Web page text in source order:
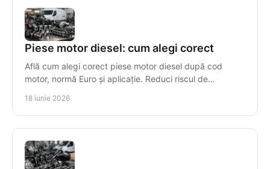
Piese motor diesel: cum alegi corect
Află cum alegi corect piese motor diesel după cod
motor, normă Euro și aplicație. Reduci riscul de
18 iunie 2026